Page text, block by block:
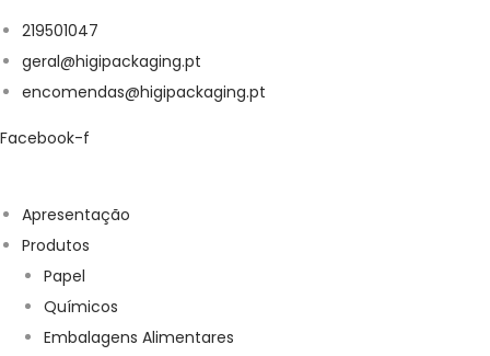
219501047
geral@higipackaging.pt
encomendas@higipackaging.pt
Facebook-f
Apresentação
Produtos
Papel
Químicos
Embalagens Alimentares